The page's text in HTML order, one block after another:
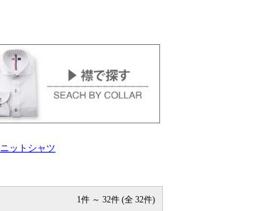
ニットシャツ
1件 ～ 32件 (全 32件)